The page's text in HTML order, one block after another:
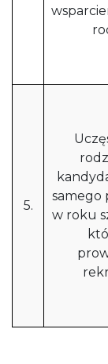
5.
samego
w roku